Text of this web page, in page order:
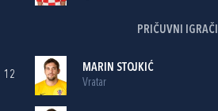
PRIČUVNI IGRAČI
12
MARIN STOJKIĆ
Vratar